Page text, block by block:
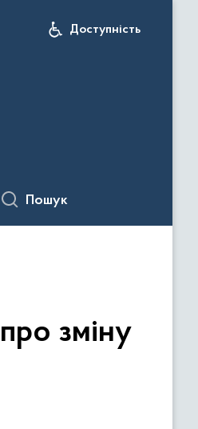
Доступність
Пошук
зміну